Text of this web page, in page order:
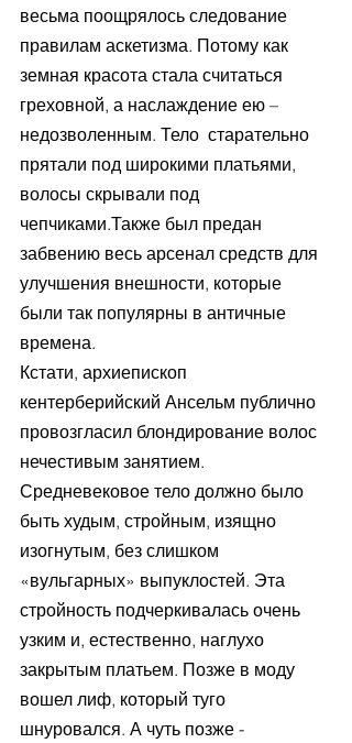
весьма поощрялось следование
правилам аскетизма. Потому как
земная красота стала считаться
греховной, а наслаждение ею –
недозволенным. Тело  старательно
прятали под широкими платьями,
волосы скрывали под
чепчиками.Также был предан
забвению весь арсенал средств для
улучшения внешности, которые
были так популярны в античные
времена.
Кстати, архиепископ
кентерберийский Ансельм публично
провозгласил блондирование волос
нечестивым занятием.
Средневековое тело должно было
быть худым, стройным, изящно
изогнутым, без слишком
«вульгарных» выпуклостей. Эта
стройность подчеркивалась очень
узким и, естественно, наглухо
закрытым платьем. Позже в моду
вошел лиф, который туго
шнуровался. А чуть позже -